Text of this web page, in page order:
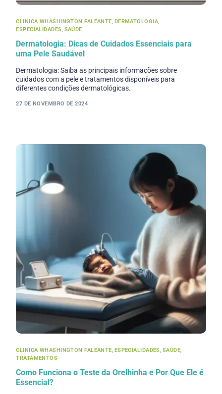
CLINICA WHASHINGTON FALEANTE, DERMATOLOGIA,
ESPECIALIDADES, SAÚDE
Dermatologia: Dicas de Cuidados Essenciais para
uma Pele Saudável
Dermatologia: Saiba as principais informações sobre
cuidados com a pele e tratamentos disponíveis para
diferentes condições dermatológicas.
27 DE NOVEMBRO DE 2024
CLINICA WHASHINGTON FALEANTE, ESPECIALIDADES, SAÚDE,
TRATAMENTOS
Como Funciona o Teste da Orelhinha e Por Que Ele é
Essencial?